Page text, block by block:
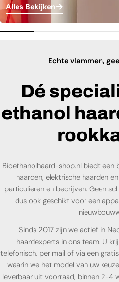
Alles Bekijken
Echte vlammen,
Dé
ethanol
Bioethanolhaard-shop.nl biedt
haarden, elektrische haarden
particulieren en bedrijven. Geen
dus ook geschikt voor een
Sinds 2017 zijn we actief in
haardexperts in ons team. U
telefonisch, per mail of via een
waarin we het model van uw
leverbaar uit voorraad, binnen 2-4